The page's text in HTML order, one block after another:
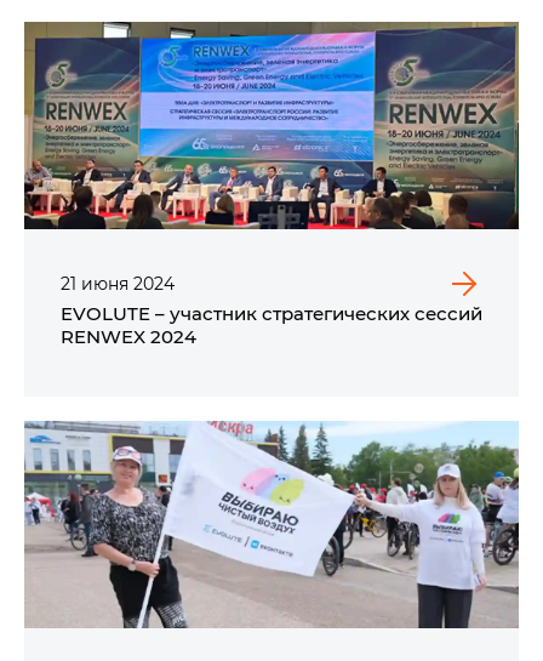
21 июня 2024
EVOLUTE – участник стратегических сессий
RENWEX 2024